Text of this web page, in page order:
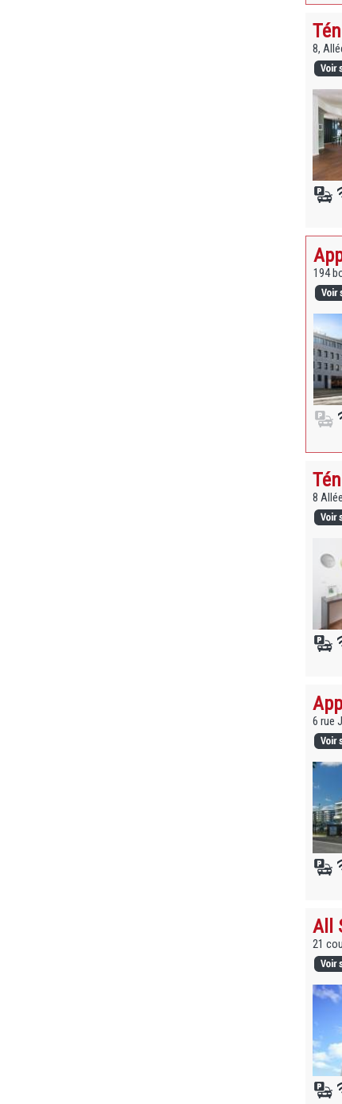
8,
194
8
6 rue
All
21